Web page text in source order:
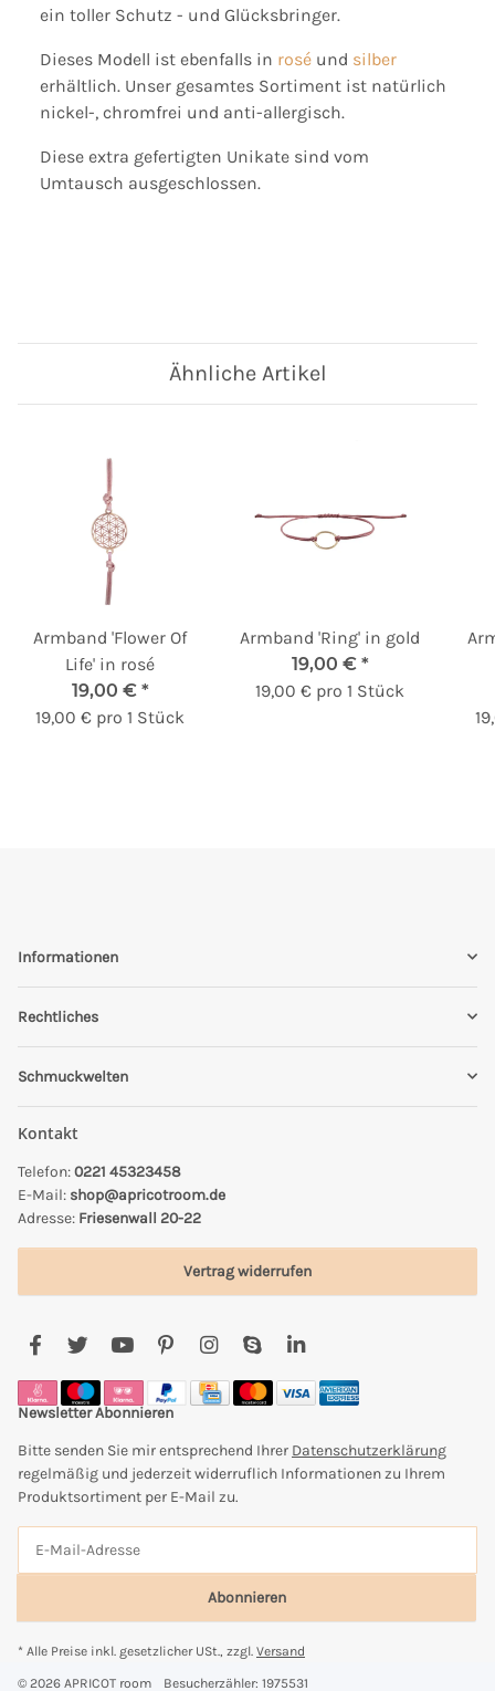
ein toller Schutz - und Glücksbringer.
Dieses Modell ist ebenfalls in rosé und silber
erhältlich. Unser gesamtes Sortiment ist natürlich
nickel-, chromfrei und anti-allergisch.
Diese extra gefertigten Unikate sind vom
Umtausch ausgeschlossen.
Ähnliche Artikel
Armband 'Flower Of
Life' in rosé
19,00 € *
19,00 € pro 1 Stück
Armband 'Ring' in gold
19,00 € *
19,00 € pro 1 Stück
Informationen
Rechtliches
Schmuckwelten
Kontakt
Telefon:0221 45323458
E-Mail: shop@apricotroom.de
Adresse: Friesenwall 20-22
Vertrag widerrufen
Newsletter Abonnieren
Bitte senden Sie mir entsprechend Ihrer Datenschutzerklärung
regelmäßig und jederzeit widerruflich Informationen zu Ihrem
Produktsortiment per E-Mail zu.
Abonnieren
* Alle Preise inkl. gesetzlicher USt., zzgl. Versand
© 2026 APRICOT room Besucherzähler: 1975531